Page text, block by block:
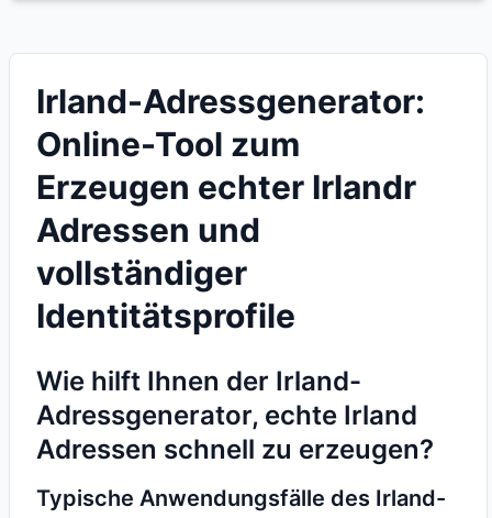
Irland-Adressgenerator:
Online-Tool zum
Erzeugen echter Irlandr
Adressen und
vollständiger
Identitätsprofile
Wie hilft Ihnen der Irland-
Adressgenerator, echte Irland
Adressen schnell zu erzeugen?
Typische Anwendungsfälle des Irland-